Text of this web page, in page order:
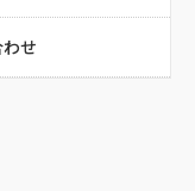
せ